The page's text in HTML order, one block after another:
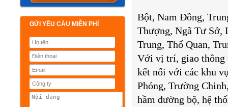
GỬI YÊU CẦU MIỄN PHÍ
Bột, Nam Đồng,
Thượng, Ngã Tư Sở,
Trung, Thổ Quan,
Với vị trí, giao thông
kết nối với các khu
Phóng, Trường
hầm đường bộ, hệ